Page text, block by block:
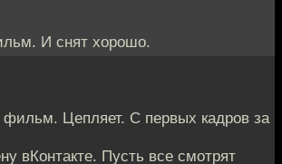
И снят хорошо.
Цепляет. С первых кадров за
вКонтакте. Пусть все смотрят